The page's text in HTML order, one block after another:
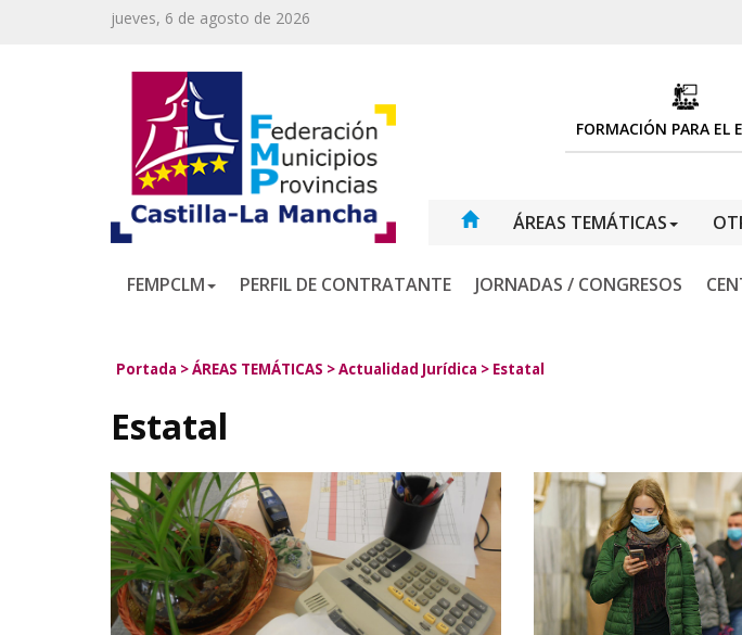
jueves, 6 de agosto de 2026
FORMACIÓN PARA EL
ÁREAS TEMÁTICAS
FEMPCLM PERFIL DE CONTRATANTE JORNADAS / CONGRESOS
Portada >ÁREAS TEMÁTICAS >Actualidad Jurídica > Estatal
Estatal